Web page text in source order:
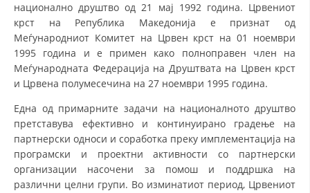
ИСТОРИЈАТ НА ЦКРМ
ИСТОРИЈАТ НА ДВИЖЕЊЕТО
СТРУКТУРА НА ОРГАНИЗАЦИЈАТА
КОНТАКТ ИНФОРМАЦИИ
ЧЛЕНСТВО ВО ПРОФЕСИОНАЛНИ ТЕЛА
национално друштво од 21 мај 1992 година. Црвениот
крст на Република Македонија е признат од
Меѓународниот Комитет на Црвен крст на 01 ноември
1995 година и е примен како полноправен член на
Меѓународната Федерација на Друштвата на Црвен крст
и Црвена полумесечина на 27 ноември 1995 година.
Една од примарните задачи на националното друштво
претставува ефективно и континуирано градење на
партнерски односи и соработка преку имплементација на
програмски и проектни активности со партнерски
организации насочени за помош и поддршка на
различни целни групи. Во изминатиот период, Црвениот